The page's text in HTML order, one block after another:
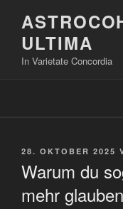
Inhalt
springenULTIMA
In Varietate Concordia
VERÖFFENTLICHT
28. OKTOBER 2025
Warum du
mehr